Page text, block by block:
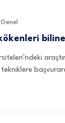
Genel
tekniklere